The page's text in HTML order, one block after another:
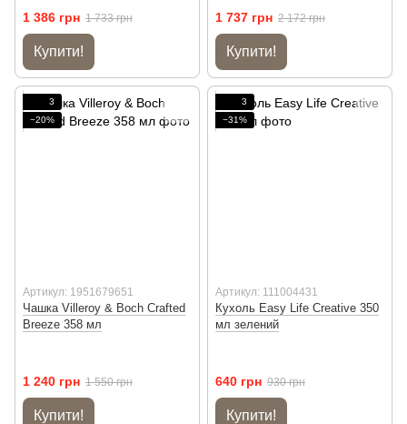
1 386 грн 1 733 грн
Купити!
1 737 грн 2 172 грн
Купити!
3
−20%
Артикул: 1951679651
Чашка Villeroy & Boch Crafted
Breeze 358 мл
1 240 грн 1 550 грн
Купити!
3
−31%
Артикул: 111004431
Кухоль Easy Life Creative 350
мл зелений
640 грн 930 грн
Купити!